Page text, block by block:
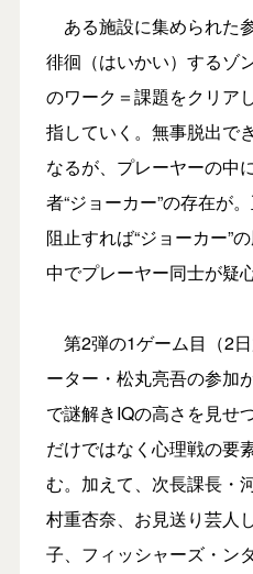
ある施設に集められた
徘徊（はいかい）するゾ
のワーク＝課題をクリア
指していく。無事脱出で
なるが、プレーヤーの中
者“ジョーカー”の存在が
阻止すれば“ジョーカー”
中でプレーヤー同士が疑
第2弾の1ゲーム目（2
ーター・松丸亮吾の参加
で謎解きIQの高さを見せ
だけではなく心理戦の要
む。加えて、次長課長・
村重杏奈、お見送り芸人
子、フィッシャーズ・ン